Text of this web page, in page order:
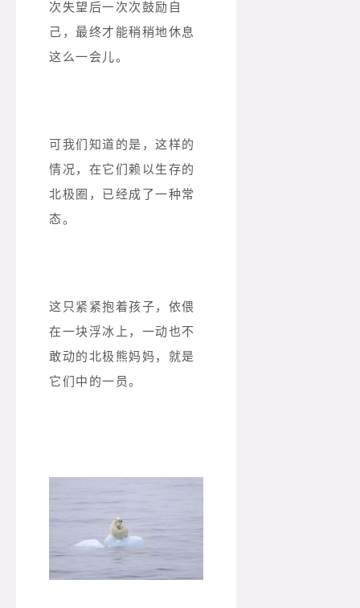
次失望后一次次鼓励自
己，最终才能稍稍地休息
这么一会儿。
可我们知道的是，这样的
情况，在它们赖以生存的
北极圈，已经成了一种常
态。
这只紧紧抱着孩子，依偎
在一块浮冰上，一动也不
敢动的北极熊妈妈，就是
它们中的一员。